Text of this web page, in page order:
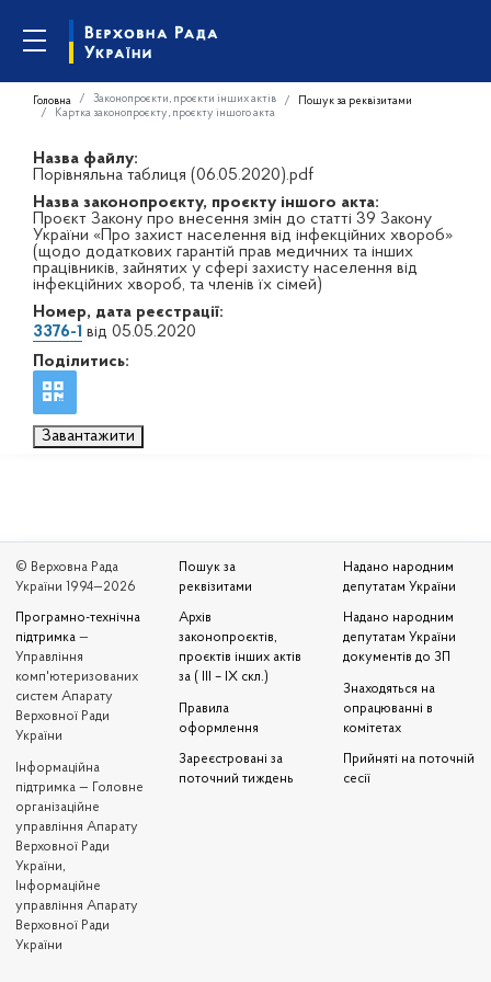
Головна Законопроєкти, проєкти інших актів
Пошук за реквізитами
Картка законопроєкту, проєкту іншого акта
Назва файлу:
Порівняльна таблиця (06.05.2020).pdf
Назва законопроєкту, проєкту іншого акта:
Проєкт Закону про внесення змін до статті 39 Закону
України «Про захист населення від інфекційних хвороб»
(щодо додаткових гарантій прав медичних та інших
працівників, зайнятих у сфері захисту населення від
інфекційних хвороб, та членів їх сімей)
Номер, дата реєстрації:
3376-1 від 05.05.2020
Поділитись:
Завантажити
© Верховна Рада
України 1994—2026
Програмно-технічна
підтримка —
Управління
комп'ютеризованих
систем Апарату
Верховної Ради
України
Iнформаційна
підтримка — Головне
організаційне
управління Апарату
Верховної Ради
України,
Інформаційне
управління Апарату
Верховної Ради
України
Пошук за
реквізитами
Архів
законопроєктів,
проєктів інших актів
за ( III – IX скл.)
Правила
оформлення
Зареєстровані за
поточний тиждень
Надано народним
депутатам України
Надано народним
депутатам України
документів до ЗП
Знаходяться на
опрацюванні в
комітетах
Прийняті на поточній
сесії